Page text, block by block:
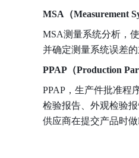
MSA（Measurement
MSA测量系统分析，
并确定测量系统误差的
PPAP（Production
PPAP，生产件批准程
检验报告、外观检验
供应商在提交产品时